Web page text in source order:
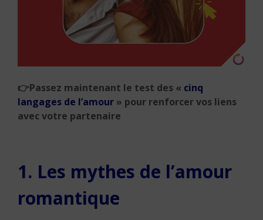
👉Passez maintenant le test des « cinq
langages de l’amour » pour renforcer vos liens
avec votre partenaire
1. Les mythes de l’amour
romantique